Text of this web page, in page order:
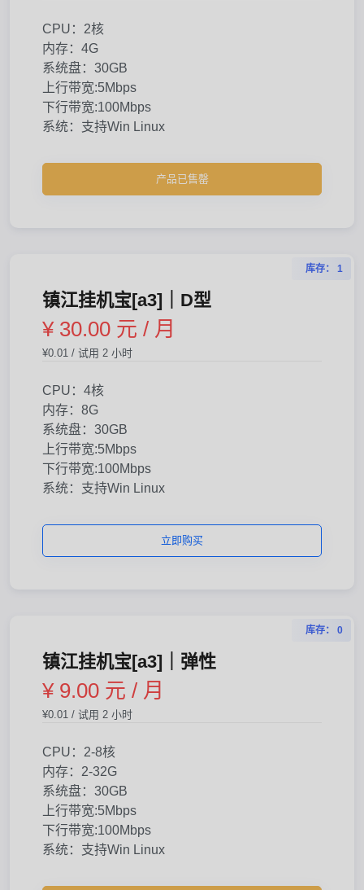
CPU：2核
内存：4G
系统盘：30GB
上行带宽:5Mbps
下行带宽:100Mbps
系统：支持Win Linux
产品已售罄
库存： 1
镇江挂机宝[a3]｜D型
¥ 30.00 元 / 月
¥0.01 / 试用 2 小时
CPU：4核
内存：8G
系统盘：30GB
上行带宽:5Mbps
下行带宽:100Mbps
系统：支持Win Linux
立即购买
库存： 0
镇江挂机宝[a3]｜弹性
¥ 9.00 元 / 月
¥0.01 / 试用 2 小时
CPU：2-8核
内存：2-32G
系统盘：30GB
上行带宽:5Mbps
下行带宽:100Mbps
系统：支持Win Linux